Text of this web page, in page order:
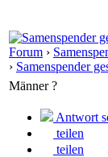
Forum ›
› Samenspender
Männer ?
Antwort
teilen
teilen